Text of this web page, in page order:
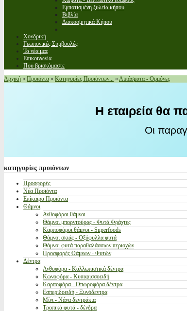
Εμποτισμένη ξυλεία κήπου
Βιβλία
Διακοσμητικά Κήπου
Χονδρική
Γεωπονικές Συμβουλές
Τα νέα μας
Επικοινωνία
Που βρισκόμαστε
Αρχική » Προϊόντα » Κατηγορίες Προϊόντων... »Λιπάσματα - Ορμόνες
Η εταιρεία θα
Οι
κατηγορίες προιόντων
Προσφορές
Νέα Προϊόντα
Επίκαιρα Προϊόντα
Θάμνοι
Ανθοφόροι θάμνοι
Θάμνοι μπορντούρας - Φυτά Φράχτες
Καρποφόροι θάμνοι - Superfoods
Θάμνοι σκιάς - Οξύφυλλα φυτά
Θάμνοι φυτά παραθαλάσσιων περιοχών
Προσφορές Θάμνων - Φυτών
Δέντρα
Ανθοφόρα - Καλλωπιστικά δέντρα
Κωνοφόρα - Κυπαρισσοειδή
Καρποφόρα - Οπωροφόρα δέντρα
Εσπεριδοειδή - Ξυνόδεντρα
Μίνι - Νάνα δεντράκια
Τροπικά φυτά - δένδρα